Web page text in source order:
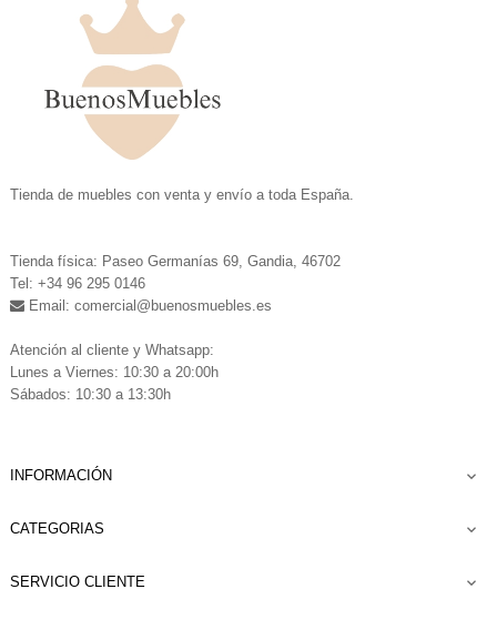
Tienda de muebles con venta y envío a toda España.
Tienda física: Paseo Germanías 69, Gandia, 46702
Tel: +34 96 295 0146
Email: comercial @buenosmuebles.es
Atención al cliente y Whatsapp:
Lunes a Viernes: 10:30 a 20:00h
Sábados: 10:30 a 13:30h
INFORMACIÓN 
CATEGORIAS 
SERVICIO CLIENTE 